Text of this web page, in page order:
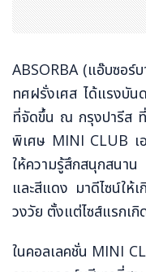
ABSORBA (แอ๊บซอร์
ทศฝรั่งเศส ได้แรงบัน
ที่จัดขึ้น ณ กรุงปารีส ที่
พิเศษ MINI CLUB เ
ให้ความรู้สึกสนุกสนาน
และสีแดง มาดีไซน์ให้
วงวัย ตั้งแต่ไซส์แรกเ
ในคอลเลคชั่น MINI